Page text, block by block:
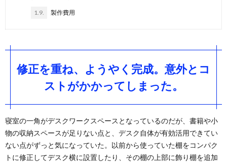
1.9. 製作費用
修正を重ね、ようやく完成。意外とコ
ストがかかってしまった。
寝室の一角がデスクワークスペースとなっているのだが、書籍や小
物の収納スペースが足りない点と、デスク自体が有効活用できてい
ない点がずっと気になっていた。以前から使っていた棚をコンパク
トに修正してデスク横に設置したり、その棚の上部に飾り棚を追加